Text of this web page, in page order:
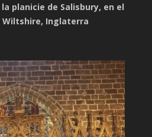
planicie de Salisbury, en el
Wiltshire, Inglaterra